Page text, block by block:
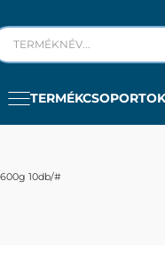
TERMÉKCSOPORTOK
10db/#